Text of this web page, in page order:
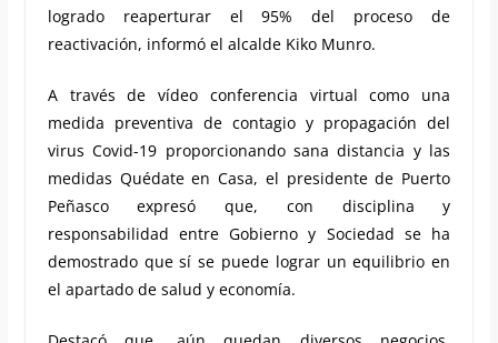
logrado reaperturar el 95% del proceso de
reactivación, informó el alcalde Kiko Munro.
A través de vídeo conferencia virtual como una
medida preventiva de contagio y propagación del
virus Covid-19 proporcionando sana distancia y las
medidas Quédate en Casa, el presidente de Puerto
Peñasco expresó que, con disciplina y
responsabilidad entre Gobierno y Sociedad se ha
demostrado que sí se puede lograr un equilibrio en
el apartado de salud y economía.